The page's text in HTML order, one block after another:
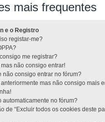
mais frequentes
e o Registro
registar-me?
me registrar?
não consigo entrar!
não consigo entrar no fórum?
mas não consigo mais
automaticamente no fórum?
de “Excluir todos os cookies deste